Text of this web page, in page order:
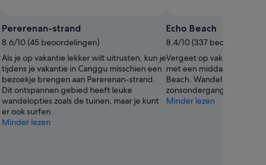
Pererenan-strand
8.6/10 (45 beoordelingen)
Als je op vakantie lekker wilt uitrusten, kun je
tijdens je vakantie in Canggu misschien een
bezoekje brengen aan Pererenan-strand.
Dit ontspannen gebied heeft leuke
wandelopties zoals de tuinen, maar je kunt
er ook surfen.
Minder lezen
Echo Beach
8.4/10 (337
Vergeet op vakantie in
met een middagje aan het
Beach. Wandel langs de
zonsondergangen hier.
Minder lezen